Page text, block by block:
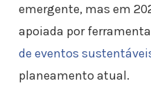
emergente, mas em
apoiada por
de eventos
planeamento atual.